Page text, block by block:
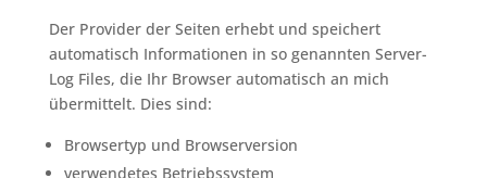
Der Provider der Seiten erhebt und speichert
automatisch Informationen in so genannten Server-
Log Files, die Ihr Browser automatisch an mich
übermittelt. Dies sind:
Browsertyp und Browserversion
verwendetes Betriebssystem